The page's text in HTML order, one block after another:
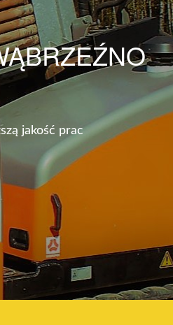
jakość prac